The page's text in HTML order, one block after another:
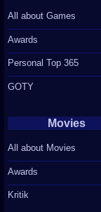
All about Games
Awards
Personal Top 365
GOTY
Movies
All about Movies
Awards
Kritik